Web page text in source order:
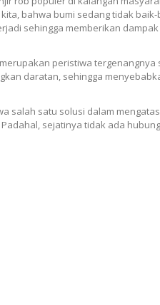
bahwa bumi sedang tidak
sehingga memberikan
peristiwa
daratan, sehingga
salah satu solusi dalam
sejatinya tidak ada